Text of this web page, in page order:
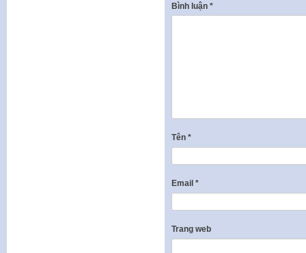
Bình luận *
Tên *
Email *
Trang web